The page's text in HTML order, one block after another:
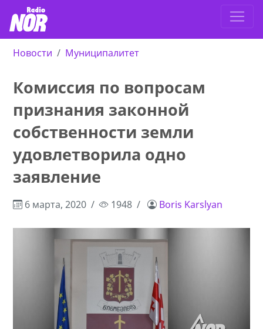
Новости Муниципалитет
Комиссия по вопросам
признания законной
собственности земли
удовлетворила одно
заявление
6 марта, 2020 1948 Boris Karslyan